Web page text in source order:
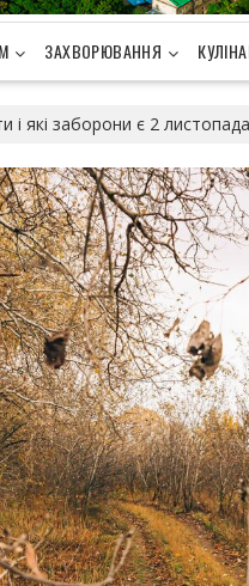
ЗАХВОРЮВАННЯ
які заборони є 2